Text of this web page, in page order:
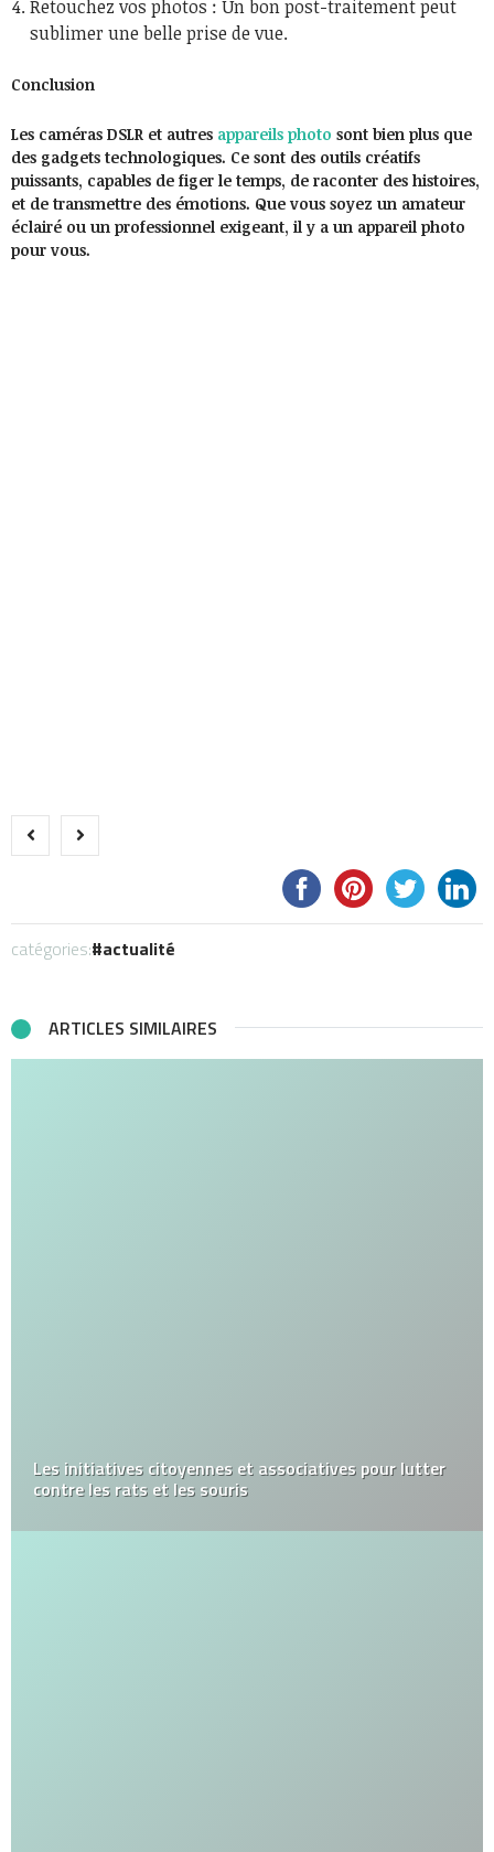
Retouchez vos photos : Un bon post-traitement peut
sublimer une belle prise de vue.
Conclusion
Les caméras DSLR et autres appareils photo sont bien plus que
des gadgets technologiques. Ce sont des outils créatifs
puissants, capables de figer le temps, de raconter des histoires,
et de transmettre des émotions. Que vous soyez un amateur
éclairé ou un professionnel exigeant, il y a un appareil photo
pour vous.
catégories: actualité
ARTICLES SIMILAIRES
Les initiatives citoyennes et associatives pour lutter
contre les rats et les souris